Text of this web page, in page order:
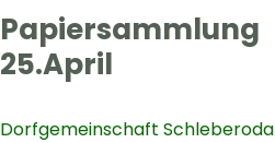
Papiersammlung
25.April
Dorfgemeinschaft Schleberoda